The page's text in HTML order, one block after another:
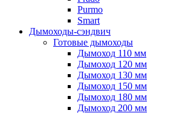
Purmo
Smart
Дымоходы-сэндвич
Готовые дымоходы
Дымоход 110 мм
Дымоход 120 мм
Дымоход 130 мм
Дымоход 150 мм
Дымоход 180 мм
Дымоход 200 мм